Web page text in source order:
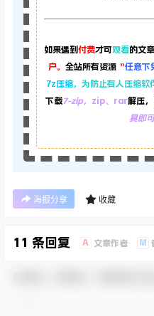
如果遇到 付费才可观看的文
户。 全站所有资源 “任意下
7z压缩， 为防止有人压缩软
下载7-zip，zip、rar解压
具即
海报分享 收藏
11 条回复 A 文章作者 M